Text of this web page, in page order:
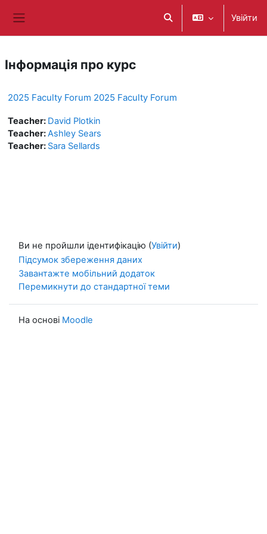
Переключити Увійти
Інформація про курс
2025 Faculty Forum 2025 Faculty Forum
Teacher: David Plotkin
Teacher:Ashley Sears
Teacher: Sara Sellards
Ви не пройшли ідентифікацію (Увійти)
Підсумок збереження даних
Завантажте мобільний додаток
Перемикнути до стандартної теми
На основі Moodle